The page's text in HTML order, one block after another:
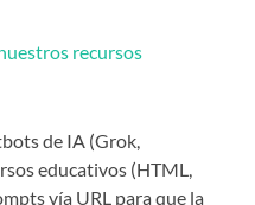
recursos
de IA (Grok,
educativos (HTML,
vía URL para que la